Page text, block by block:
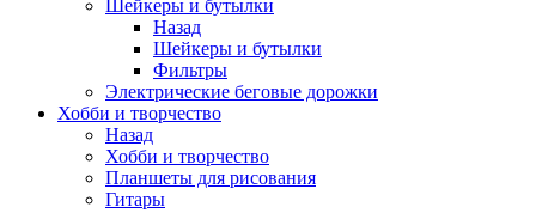
Шейкеры и бутылки
Назад
Шейкеры и бутылки
Фильтры
Электрические беговые дорожки
Хобби и творчество
Назад
Хобби и творчество
Планшеты для рисования
Гитары